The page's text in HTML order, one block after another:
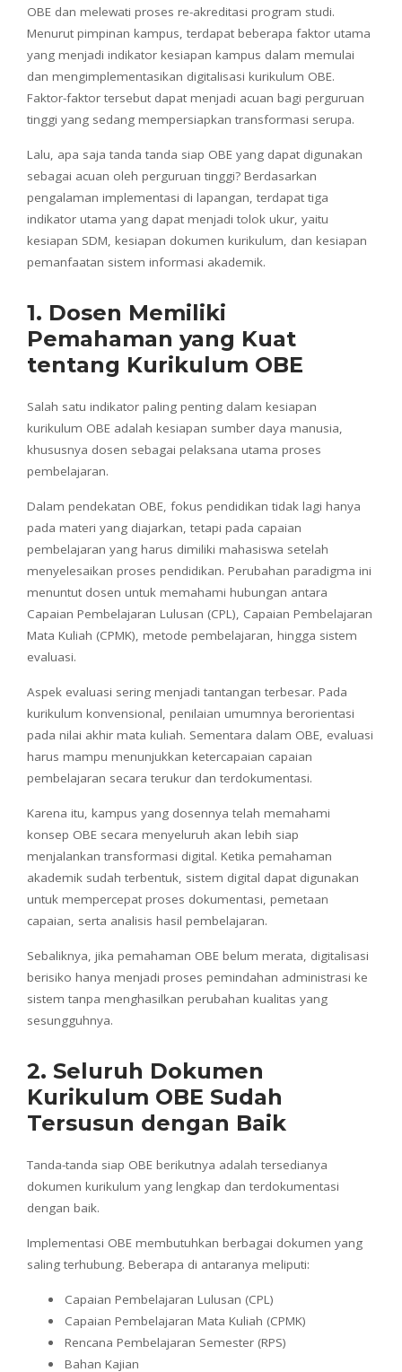
OBE dan melewati proses re-akreditasi program studi.
Menurut pimpinan kampus, terdapat beberapa faktor utama
yang menjadi indikator kesiapan kampus dalam memulai
dan mengimplementasikan digitalisasi kurikulum OBE.
Faktor-faktor tersebut dapat menjadi acuan bagi perguruan
tinggi yang sedang mempersiapkan transformasi serupa.
Lalu, apa saja tanda tanda siap OBE yang dapat digunakan
sebagai acuan oleh perguruan tinggi? Berdasarkan
pengalaman implementasi di lapangan, terdapat tiga
indikator utama yang dapat menjadi tolok ukur, yaitu
kesiapan SDM, kesiapan dokumen kurikulum, dan kesiapan
pemanfaatan sistem informasi akademik.
1. Dosen Memiliki
Pemahaman yang Kuat
tentang Kurikulum OBE
Salah satu indikator paling penting dalam kesiapan
kurikulum OBE adalah kesiapan sumber daya manusia,
khususnya dosen sebagai pelaksana utama proses
pembelajaran.
Dalam pendekatan OBE, fokus pendidikan tidak lagi hanya
pada materi yang diajarkan, tetapi pada capaian
pembelajaran yang harus dimiliki mahasiswa setelah
menyelesaikan proses pendidikan. Perubahan paradigma ini
menuntut dosen untuk memahami hubungan antara
Capaian Pembelajaran Lulusan (CPL), Capaian Pembelajaran
Mata Kuliah (CPMK), metode pembelajaran, hingga sistem
evaluasi.
Aspek evaluasi sering menjadi tantangan terbesar. Pada
kurikulum konvensional, penilaian umumnya berorientasi
pada nilai akhir mata kuliah. Sementara dalam OBE, evaluasi
harus mampu menunjukkan ketercapaian capaian
pembelajaran secara terukur dan terdokumentasi.
Karena itu, kampus yang dosennya telah memahami
konsep OBE secara menyeluruh akan lebih siap
menjalankan transformasi digital. Ketika pemahaman
akademik sudah terbentuk, sistem digital dapat digunakan
untuk mempercepat proses dokumentasi, pemetaan
capaian, serta analisis hasil pembelajaran.
Sebaliknya, jika pemahaman OBE belum merata, digitalisasi
berisiko hanya menjadi proses pemindahan administrasi ke
sistem tanpa menghasilkan perubahan kualitas yang
sesungguhnya.
2. Seluruh Dokumen
Kurikulum OBE Sudah
Tersusun dengan Baik
Tanda-tanda siap OBE berikutnya adalah tersedianya
dokumen kurikulum yang lengkap dan terdokumentasi
dengan baik.
Implementasi OBE membutuhkan berbagai dokumen yang
saling terhubung. Beberapa di antaranya meliputi:
Capaian Pembelajaran Lulusan (CPL)
Capaian Pembelajaran Mata Kuliah (CPMK)
Rencana Pembelajaran Semester (RPS)
Bahan Kajian